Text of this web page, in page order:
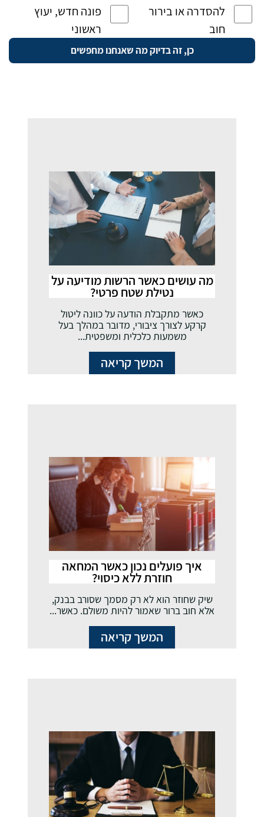
להסדרה או בירור
חוב
פונה חדש, יעוץ
ראשוני
מה עושים כאשר הרשות מודיעה על
נטילת שטח פרטי?
כאשר מתקבלת הודעה על כוונה ליטול
קרקע לצורך ציבורי, מדובר במהלך בעל
משמעות כלכלית ומשפטית...
המשך קריאה
איך פועלים נכון כאשר המחאה
חוזרת ללא כיסוי?
שיק שחוזר הוא לא רק מסמך שסורב בבנק,
אלא חוב ברור שאמור להיות משולם. כאשר...
המשך קריאה